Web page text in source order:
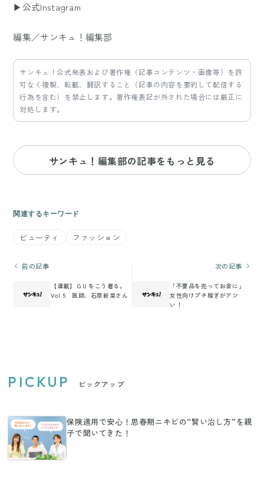
▶公式Instagram
編集／サンキュ！編集部
サンキュ！公式発表および著作権（記事コンテンツ・画像等）を許
可なく複製、転載、翻訳すること（記事の内容を要約して配信する
行為を含む）を禁止します。著作権表記が外された場合には厳正に
対処します。
サンキュ！編集部の記事をもっと見る
関連するキーワード
ビューティ ファッション
前の記事
【連載】ＧＵをこう着る。
Vol.5 医師、石原新菜さん
次の記事
「不要品を売ってお金に」
女性向けプチ稼ぎがアツ
い！
PICKUP ピックアップ
保険適用で安心！思春期ニキビの“賢い治し方”を親
子で聞いてきた！